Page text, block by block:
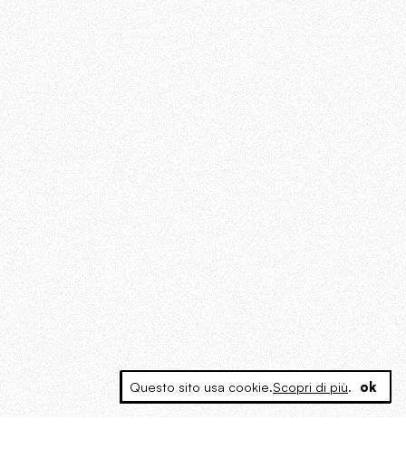
Questo sito usa cookie.Scopri di più. ok